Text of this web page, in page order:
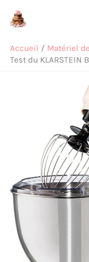
Accueil
Matériel
Test du
Rechercher